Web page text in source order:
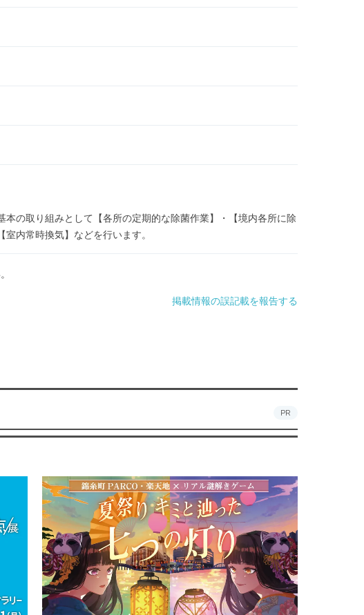
の取り組みとして【各所の定期的な除菌作業】・【境内各所に除
内常時換気】などを行います。
掲載情報の誤記載を報告する
PR